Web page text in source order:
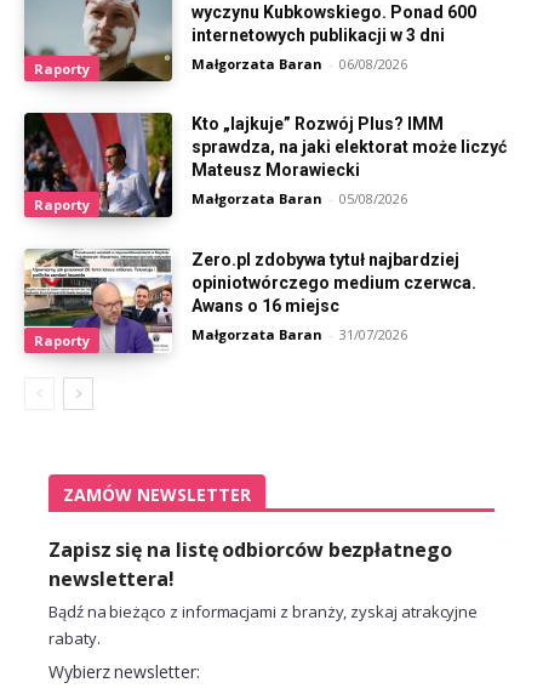
Raporty
wyczynu Kubkowskiego. Ponad 600
internetowych publikacji w 3 dni
Małgorzata Baran - 06/08/2026
Raporty
Kto „lajkuje” Rozwój Plus? IMM
sprawdza, na jaki elektorat może liczyć
Mateusz Morawiecki
Małgorzata Baran - 05/08/2026
Raporty
Zero.pl zdobywa tytuł najbardziej
opiniotwórczego medium czerwca.
Awans o 16 miejsc
Małgorzata Baran - 31/07/2026
ZAMÓW NEWSLETTER
Zapisz się na listę odbiorców bezpłatnego
newslettera!
Bądź na bieżąco z informacjami z branży, zyskaj atrakcyjne
rabaty.
Wybierz newsletter: